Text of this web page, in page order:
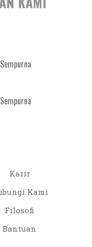
Karir
Kami
Filosofi
Bantuan